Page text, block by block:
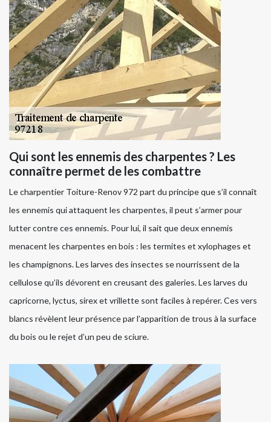
Qui sont les ennemis des charpentes ? Les
connaître permet de les combattre
Le charpentier Toiture-Renov 972 part du principe que s’il connaît
les ennemis qui attaquent les charpentes, il peut s’armer pour
lutter contre ces ennemis. Pour lui, il sait que deux ennemis
menacent les charpentes en bois : les termites et xylophages et
les champignons. Les larves des insectes se nourrissent de la
cellulose qu’ils dévorent en creusant des galeries. Les larves du
capricorne, lyctus, sirex et vrillette sont faciles à repérer. Ces vers
blancs révèlent leur présence par l’apparition de trous à la surface
du bois ou le rejet d’un peu de sciure.